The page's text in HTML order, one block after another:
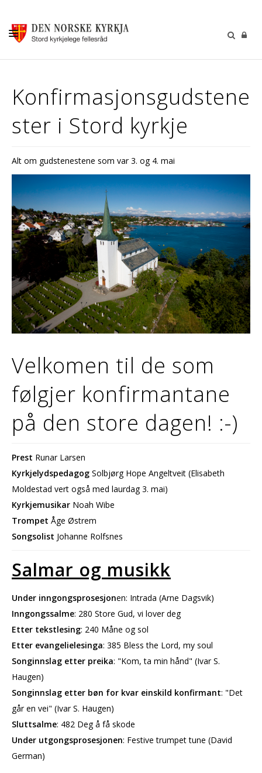
GUDSTENESTER
DÅP VIGSEL GRAVFERD
SOKNERÅDA
KONTAKT OSS
GI EI GÅVE
Konfirmasjonsgudstene
ster i Stord kyrkje
Alt om gudstenestene som var 3. og 4. mai
Velkomen til de som
følgjer konfirmantane
på den store dagen! :-)
Prest Runar Larsen
Kyrkjelydspedagog Solbjørg Hope Angeltveit (Elisabeth
Moldestad vert også med laurdag 3. mai)
Kyrkjemusikar Noah Wibe
Trompet Åge Østrem
Songsolist Johanne Rolfsnes
Salmar og musikk
Under inngongsprosesjonen: Intrada (Arne Dagsvik)
Inngongssalme: 280 Store Gud, vi lover deg
Etter tekstlesing: 240 Måne og sol
Etter evangelielesinga: 385 Bless the Lord, my soul
Songinnslag etter preika: "Kom, ta min hånd" (Ivar S.
Haugen)
Songinnslag etter bøn for kvar einskild konfirmant: "Det
går en vei" (Ivar S. Haugen)
Sluttsalme: 482 Deg å få skode
Under utgongsprosesjonen: Festive trumpet tune (David
German)